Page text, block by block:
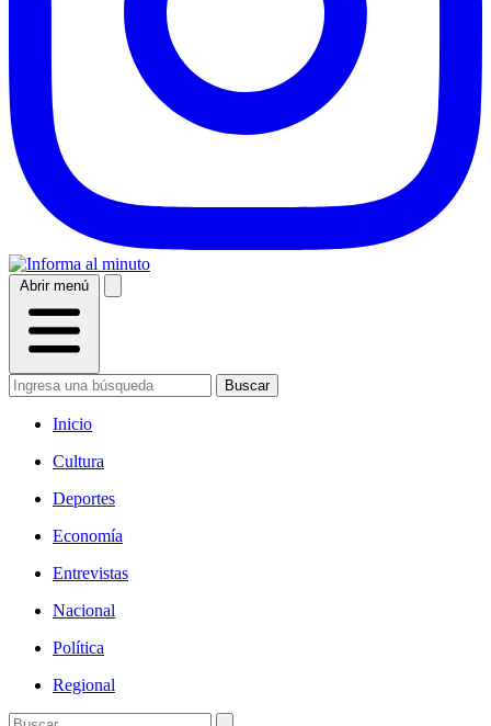
Abrir menú
Buscar
Inicio
Cultura
Deportes
Economía
Entrevistas
Nacional
Política
Regional